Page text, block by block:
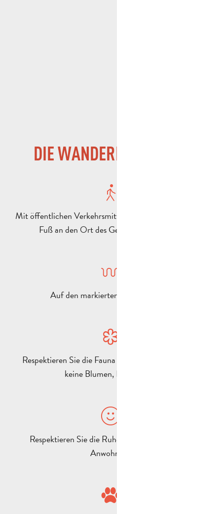
DIE WANDERER-CHARTA
Mit öffentlichen Verkehrsmitteln, dem Fahrrad oder zu
Fuß an den Ort des Geschehens gelangen
Auf den markierten Wegen bleiben
Respektieren Sie die Fauna und Flora (pflücken Sie
keine Blumen, Pflanzen…).
Respektieren Sie die Ruhe von Bewohnern und
Anwohnern